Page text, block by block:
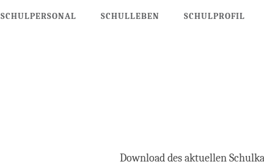
SCHULPERSONAL SCHULLEBEN SCHULPROFIL
Download des aktuellen